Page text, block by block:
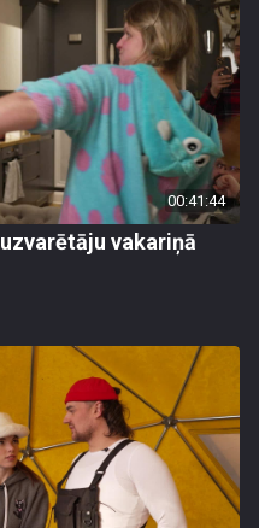
00:41:44
vakariņā